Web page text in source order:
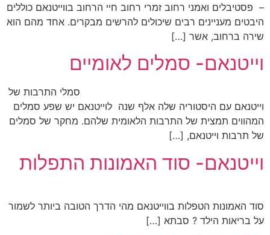
– פסטיבלים ואמני רחוב זמרי רחוב חיי הרחוב בווייטנאם כוללים
היבטים מעניינים רבים שיכולים להרשים מבקרים. אחד מהם הוא
שירה ברחוב, אשר […]
וייטנאם- סמלים לאומיים
סמלי התרבות של
וייטנאם עם היסטוריה שלה אלף שנה לוייטנאם יש שפע סמלים
המהווים תמצית של התרבות הלאומית שלהם. מחקר של סמלים
של תרבות וייטנאם, […]
וייטנאם- סוד האמונות התפלות
סוד האמונות הטפלות בווייטנאם מהי הדרך הטובה ביותר לשמור
על בריאות הילד ? סבתא […]